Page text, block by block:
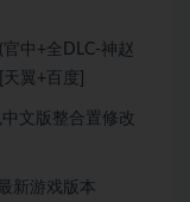
中+全DLC-神赵
翼+百度]
文版整合置修改
新游戏版本